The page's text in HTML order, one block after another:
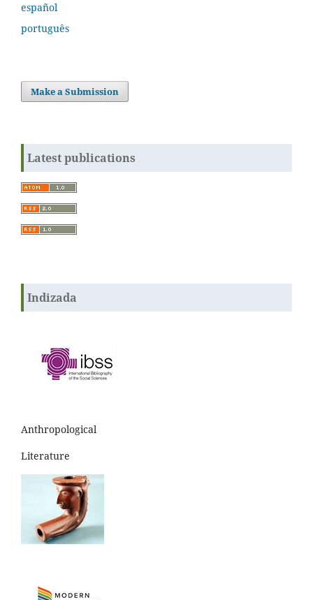
español
português
Make a Submission
Latest publications
Indizada
Anthropological
Literature